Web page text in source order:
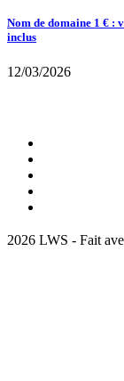
Nom de domaine 1 € :
inclus
12/03/2026
2026 LWS - Fait